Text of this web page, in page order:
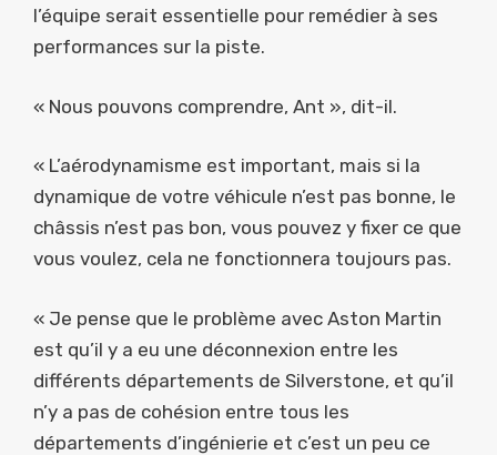
l’équipe serait essentielle pour remédier à ses
performances sur la piste.
« Nous pouvons comprendre, Ant », dit-il.
« L’aérodynamisme est important, mais si la
dynamique de votre véhicule n’est pas bonne, le
châssis n’est pas bon, vous pouvez y fixer ce que
vous voulez, cela ne fonctionnera toujours pas.
« Je pense que le problème avec Aston Martin
est qu’il y a eu une déconnexion entre les
différents départements de Silverstone, et qu’il
n’y a pas de cohésion entre tous les
départements d’ingénierie et c’est un peu ce